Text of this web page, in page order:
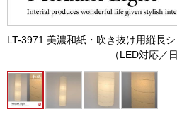
LT-3971 美濃和紙・吹き抜け用縦長
（LED対応／